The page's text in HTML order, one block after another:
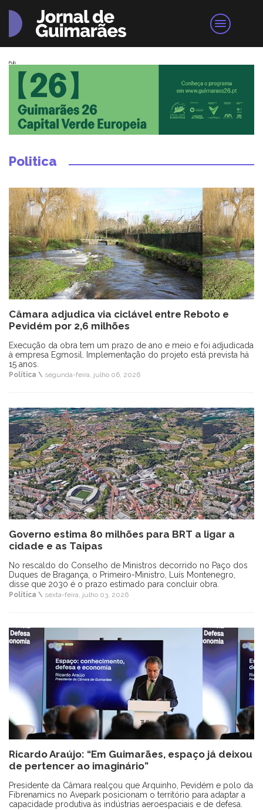
Pub
Politica
Câmara adjudica via ciclável entre Reboto e
Pevidém por 2,6 milhões
Execução da obra tem um prazo de ano e meio e foi adjudicada
à empresa Egmosil. Implementação do projeto está prevista há
15 anos.
Política \ segunda-feira, julho 06, 2026
Governo estima 80 milhões para BRT a ligar a
cidade e as Taipas
No rescaldo do Conselho de Ministros decorrido no Paço dos
Duques de Bragança, o Primeiro-Ministro, Luís Montenegro,
disse que 2030 é o prazo estimado para concluir obra.
Política \ sexta-feira, julho 03, 2026
Ricardo Araújo: “Em Guimarães, espaço já deixou
de pertencer ao imaginário”
Presidente da Câmara realçou que Arquinho, Pevidém e polo da
Fibrenamics no Avepark posicionam o território para adaptar a
capacidade produtiva às indústrias aeroespaciais e de defesa.